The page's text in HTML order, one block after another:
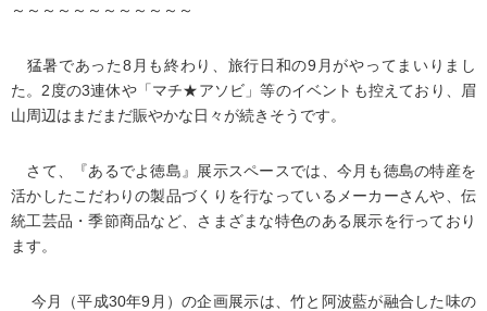
～～～～～～～～～～～～
猛暑であった8月も終わり、旅行日和の9月がやってまいりまし
た。2度の3連休や「マチ★アソビ」等のイベントも控えており、眉
山周辺はまだまだ賑やかな日々が続きそうです。
さて、『あるでよ徳島』展示スペースでは、今月も徳島の特産を
活かしたこだわりの製品づくりを行なっているメーカーさんや、伝
統工芸品・季節商品など、さまざまな特色のある展示を行っており
ます。
今月（平成30年9月）の企画展示は、竹と阿波藍が融合した味の